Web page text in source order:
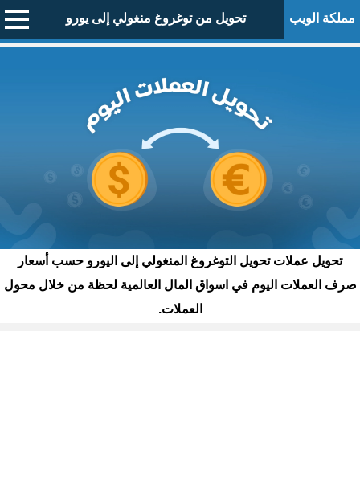
مملكة الويب تحويل من توغروغ منغولي إلى يورو
تحويل عملات تحويل التوغروغ المنغولي إلى اليورو حسب أسعار
صرف العملات اليوم في اسواق المال العالمية لحظة من خلال محول
العملات.